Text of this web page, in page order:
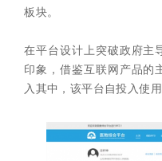
板块。
在平台设计上突破政府主
印象，借鉴互联网产品的
入其中，该平台自投入使